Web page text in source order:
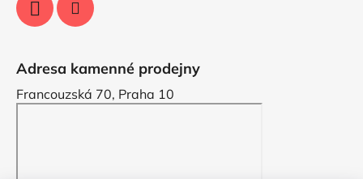
Adresa kamenné prodejny
Francouzská 70, Praha 10